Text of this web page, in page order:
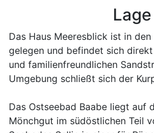
Lage
Das Haus Meeresblick ist in
gelegen und befindet sich
und familienfreundlichen
Umgebung schließt sich der
Das Ostseebad Baabe liegt auf
Mönchgut im südöstlichen Teil